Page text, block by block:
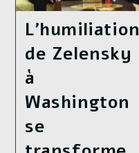
L’humiliation
de Zelensky
à
Washington
se